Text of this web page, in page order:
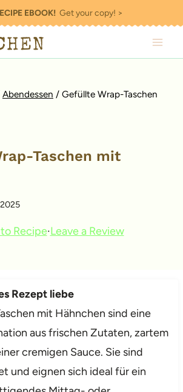
EBOOK!Get your copy! >
Abendessen / Gefüllte Wrap-Taschen
Taschen mit
Recipe·Leave a Review
Rezept liebe
mit Hähnchen sind eine
aus frischen Zutaten, zartem
cremigen Sauce. Sie sind
und eignen sich ideal für ein